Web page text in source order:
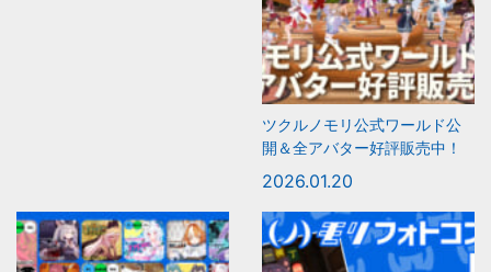
ツクルノモリ公式ワールド公
開＆全アバター好評販売中！
2026.01.20